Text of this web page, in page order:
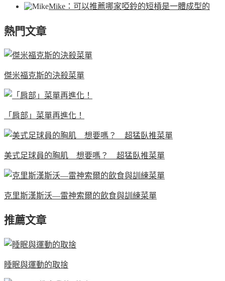
Mike ：可以推薦哪家啞鈴的短槓是一體成型的
熱門文章
傑米福克斯的決殺菜單
「肩部」菜單再進化！
美式足球員的胸肌 想要嗎？ 超猛臥推菜單
克里斯漢斯沃—雷神索爾的飲食與訓練菜單
推薦文章
睡眠與運動的取捨